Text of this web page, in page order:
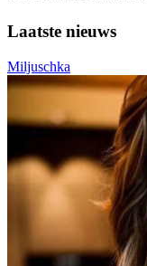
Laatste nieuws
Miljuschka